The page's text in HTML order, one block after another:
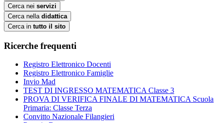
Cerca nei servizi
Cerca nella didattica
Cerca in tutto il sito
Ricerche frequenti
Registro Elettronico Docenti
Registro Elettronico Famiglie
Invio Mad
TEST DI INGRESSO MATEMATICA Classe 3
PROVA DI VERIFICA FINALE DI MATEMATICA Scuola
Primaria: Classe Terza
Convitto Nazionale Filangieri